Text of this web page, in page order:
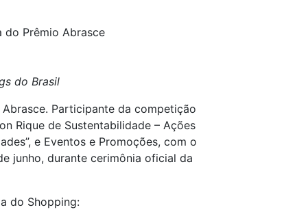
do Prêmio Abrasce
do Brasil
Participante da competição
Rique de Sustentabilidade – Ações
”, e Eventos e Promoções, com o
junho, durante cerimônia oficial da
do Shopping: